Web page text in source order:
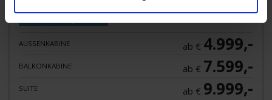
AUSSENKABINE ab € 4.999,-
BALKONKABINE ab € 7.599,-
SUITE ab € 9.999,-